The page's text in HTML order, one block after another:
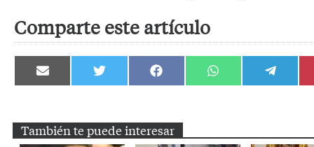
Comparte este artículo
Compartir
en
Compartir
en
Compartir
en
Compartir
en
Compartir
en
También te puede interesar